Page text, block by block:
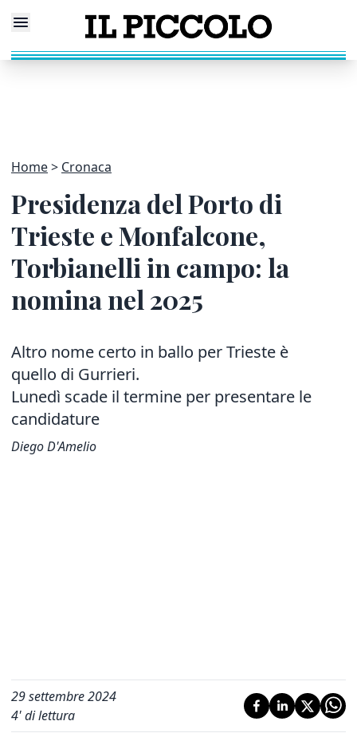
Home Cronaca
Presidenza del Porto di
Trieste e Monfalcone,
Torbianelli in campo: la
nomina nel 2025
Altro nome certo in ballo per Trieste è
quello di Gurrieri.
Lunedì scade il termine per presentare le
candidature
Diego D'Amelio
29 settembre 2024
4' di lettura